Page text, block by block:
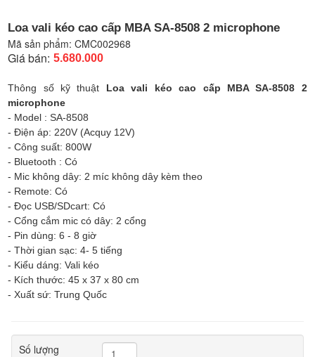
Loa vali kéo cao cấp MBA SA-8508 2 microphone
Mã sản phẩm:CMC002968
Giá bán: 5.680.000
Thông số kỹ thuật Loa vali kéo cao cấp MBA SA-8508 2
microphone
- Model : SA-8508
- Điện áp: 220V (Acquy 12V)
- Công suất: 800W
- Bluetooth : Có
- Mic không dây: 2 míc không dây kèm theo
- Remote: Có
- Đọc USB/SDcart: Có
- Cổng cắm mic có dây: 2 cổng
- Pin dùng: 6 - 8 giờ
- Thời gian sạc: 4- 5 tiếng
- Kiểu dáng: Vali kéo
- Kích thước: 45 x 37 x 80 cm
- Xuất sứ: Trung Quốc
Số lượng